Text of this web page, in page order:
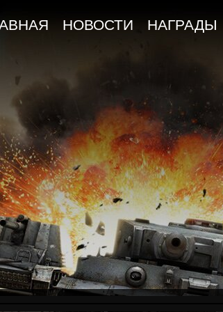
НОВОСТИ НАГРАДЫ